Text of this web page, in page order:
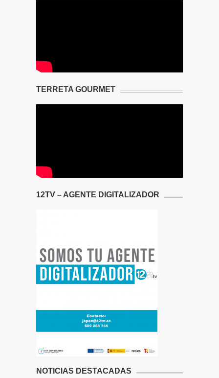
TERRETA GOURMET
12TV – AGENTE DIGITALIZADOR
NOTICIAS DESTACADAS